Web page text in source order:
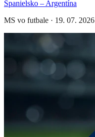
Španielsko – Argentína
MS vo futbale · 19. 07. 2026